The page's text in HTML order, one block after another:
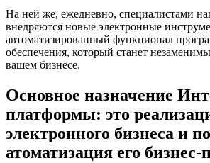
На ней же, ежедневно, специалистами
внедряются новые электронные
автоматизированный функционал
обеспечения, который станет
вашем бизнесе.
Основное назначение
платформы: это
электронного бизнеса и
атоматизация его бизнес-